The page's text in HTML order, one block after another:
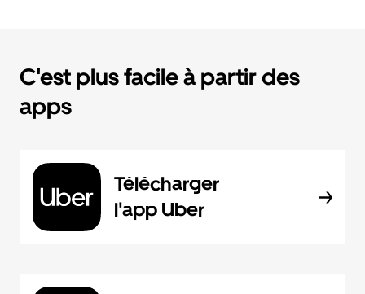
C'est plus facile à partir des
apps
Télécharger
l'app Uber